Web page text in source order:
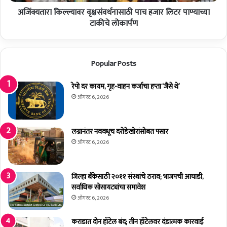
य
जे
भो
स
यां
च्या
क
डू
न
पा
ह
णी
व
सा
ठी
पा
ह
जा
र
लि
ट
र
पा
ण्या
च्या
टा
की
अजिंक्यतारा किल्ल्यावर वृक्षसंवर्धनासाठी पाच हजार लिटर पाण्याच्या
टाकीचे लोकार्पण
Popular Posts
रेपो दर कायम, गृह-वाहन कर्जाचा हप्ता ‘जैसे थे’
ऑगस्ट 6, 2026
लग्नानंतर नववधूच दरोडेखोरांसोबत पसार
ऑगस्ट 6, 2026
जिल्हा बँकेसाठी २०११ संस्थांचे ठराव; भाजपची आघाडी,
सर्वाधिक सोसायट्यांचा समावेश
ऑगस्ट 6, 2026
कराडात दोन हॉटेल बंद; तीन हॉटेलवर दंडात्मक कारवाई